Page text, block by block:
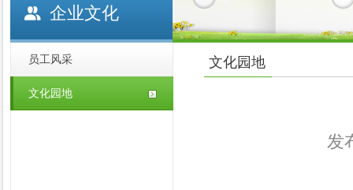
企业文化
员工风采
文化园地
文化园地
发